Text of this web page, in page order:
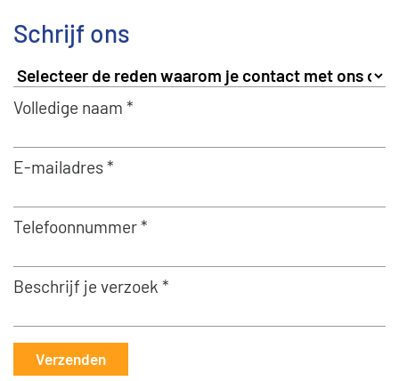
Schrijf ons
Volledige naam *
E-mailadres *
Telefoonnummer *
Beschrijf je verzoek *
Verzenden